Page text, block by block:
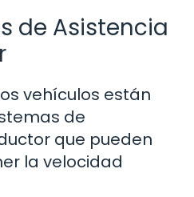
de Asistencia
vehículos están
de
que pueden
la velocidad